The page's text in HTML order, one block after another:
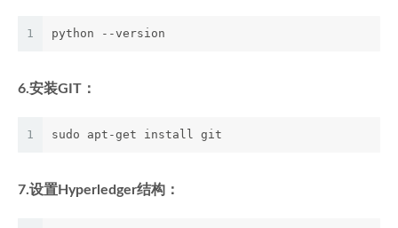
1 python --version
6.安装GIT：
1 sudo apt-get install git
7.设置Hyperledger结构：